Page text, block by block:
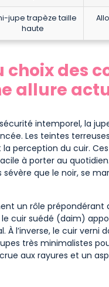
jupe trapèze taille
haute
choix des
allure
intemporel, la
Les teintes
perception du cuir.
à porter au
que le noir, se
un rôle prépondérant
le cuir suédé (daim)
l’inverse, le cuir verni
très minimalistes
aux rayures et un